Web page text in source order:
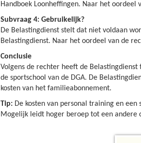
Handboek Loonheffingen. Naar het
Subvraag 4: Gebruikelijk?
De Belastingdienst stelt dat niet voldaan
Belastingdienst. Naar het oordeel van de
Conclusie
Volgens de rechter heeft de
de sportschool van de DGA. De
kosten van het familieabonnement.
Tip: De kosten van personal training en
Mogelijk leidt hoger beroep tot een andere